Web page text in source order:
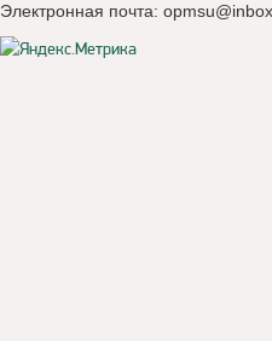
Электронная почта: